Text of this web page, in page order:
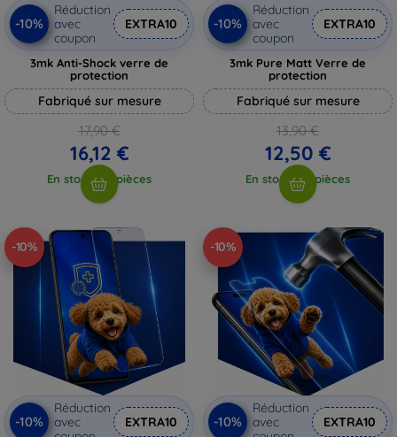
-10%
Réduction
avec
coupon
EXTRA10
3mk Anti-Shock verre de
protection
Fabriqué sur mesure
17,90 €
16,12 €
En stock > 5 pièces
-10%
Réduction
avec
coupon
EXTRA10
3mk Pure Matt Verre de
protection
Fabriqué sur mesure
13,90 €
12,50 €
En stock > 5 pièces
-10%
-10%
Réduction
avec
EXTRA10
-10%
-10%
Réduction
avec
EXTRA10